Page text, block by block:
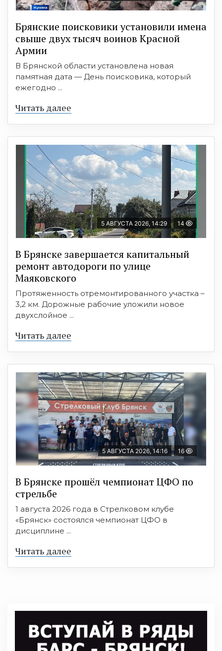
Брянские поисковики установили имена
свыше двух тысяч воинов Красной
Армии
В Брянской области установлена новая
памятная дата — День поисковика, который
ежегодно ...
Читать далее
5 АВГУСТА 2026, 14:29 14
В Брянске завершается капитальный
ремонт автодороги по улице
Маяковского
Протяженность отремонтированного участка –
3,2 км. Дорожные рабочие уложили новое
двухслойное ...
Читать далее
5 АВГУСТА 2026, 14:16 16
В Брянске прошёл чемпионат ЦФО по
стрельбе
1 августа 2026 года в Стрелковом клубе
«Брянск» состоялся чемпионат ЦФО в
дисциплине ...
Читать далее